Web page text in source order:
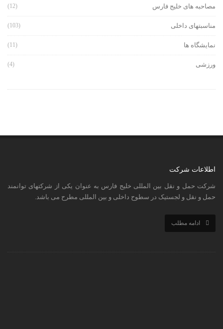
مصاحبه های خلیج فارس (12)
مناسبتهای داخلی (103)
نمایشگاه ها (11)
ورزشی (4)
اطلاعات شرکت
شرکت حمل و نقل بین المللی خلیج فارس به عنوان یکی از شرکتهای توانمند
حمل و نقل و لجستیک در سطوح داخلی و بین المللی مطرح می باشد.
ادامه مطلب